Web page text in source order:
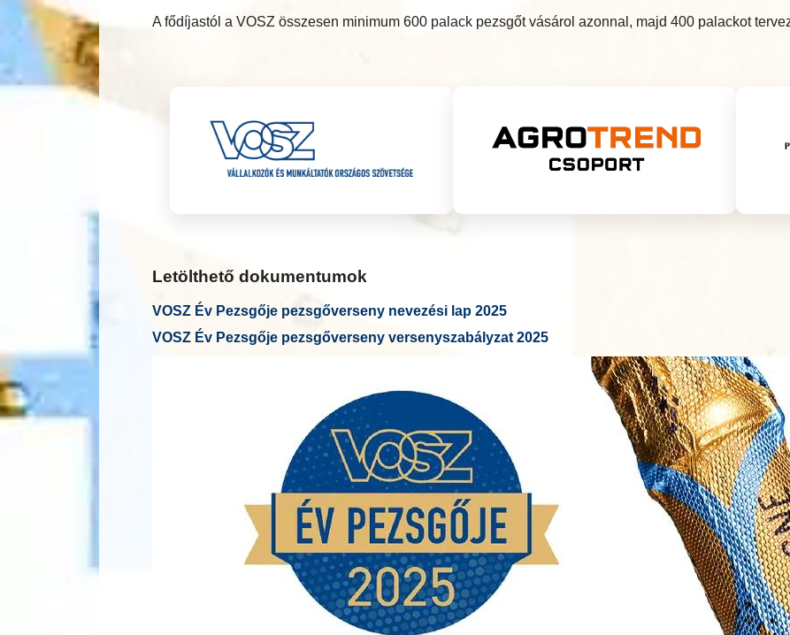
A fődíjastól a VOSZ összesen minimum 600 palack pezsgőt vásárol azonnal, majd 400 palackot
Letölthető dokumentumok
VOSZ Év Pezsgője pezsgőverseny nevezési lap 2025
VOSZ Év Pezsgője pezsgőverseny versenyszabályzat 2025